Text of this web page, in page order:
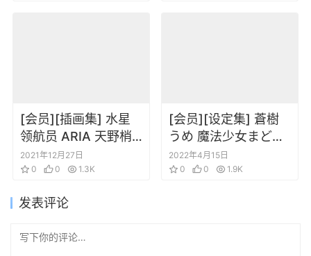
[会员][插画集] 水星
领航员 ARIA 天野梢
插画集
2021年12月27日
0
0 1.3K
[会员][设定集] 蒼樹
うめ 魔法少女まどか
☆マギカ Ultimate
Art Works
2022年4月15日
0
0 1.9K
发表评论